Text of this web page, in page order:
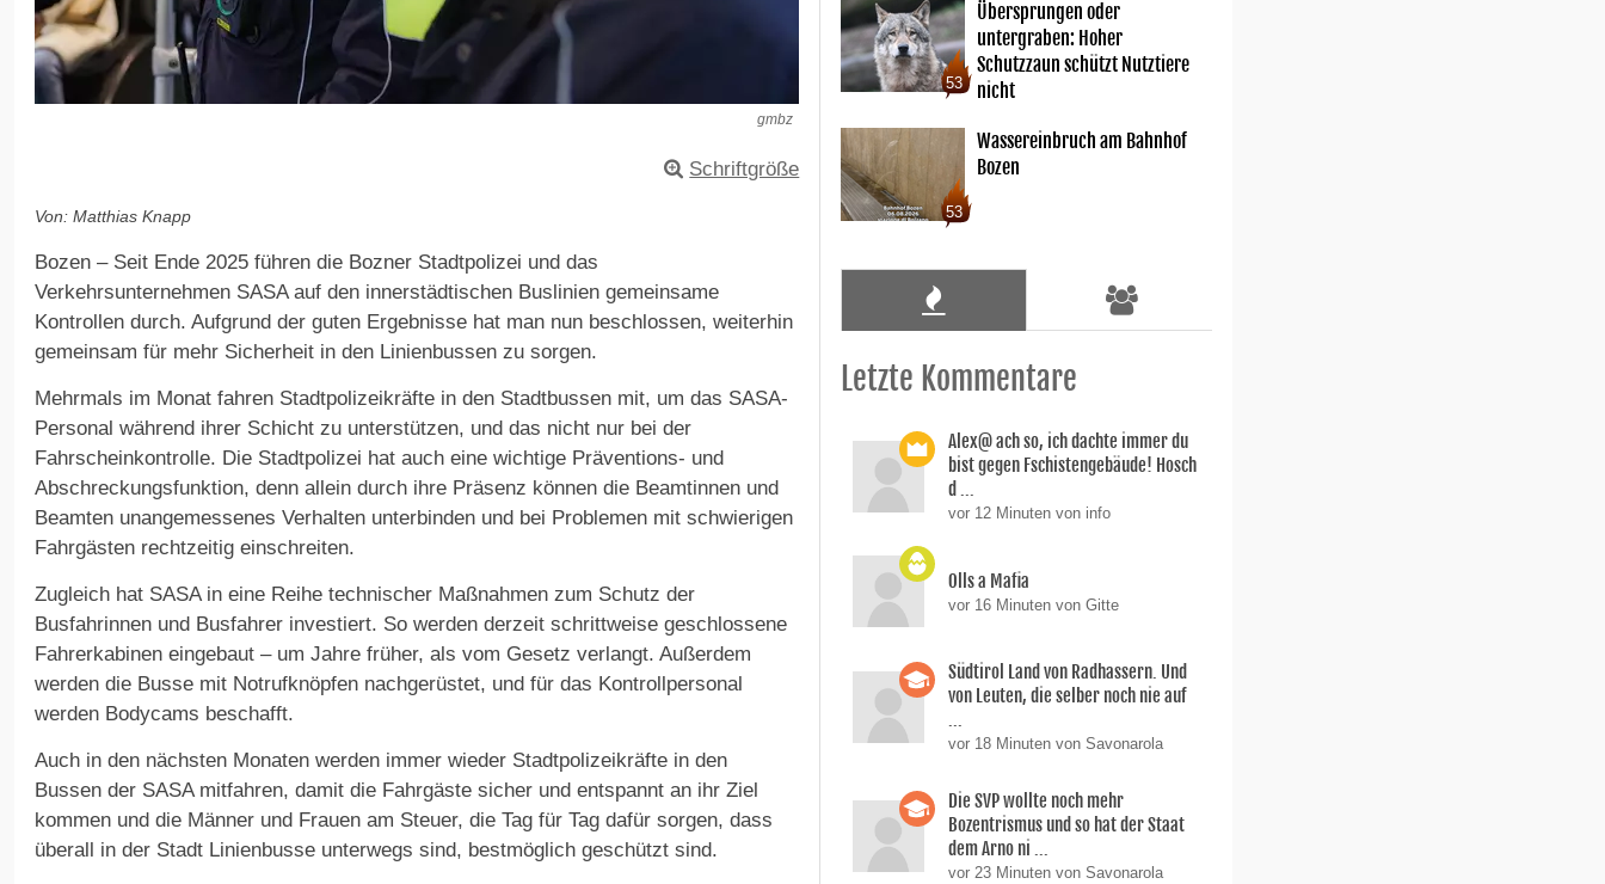
gmbz
Schriftgröße
Von: Matthias Knapp
Bozen – Seit Ende 2025 führen die Bozner Stadtpolizei und das
Verkehrsunternehmen SASA auf den innerstädtischen Buslinien gemeinsame
Kontrollen durch. Aufgrund der guten Ergebnisse hat man nun beschlossen, weiterhin
gemeinsam für mehr Sicherheit in den Linienbussen zu sorgen.
Mehrmals im Monat fahren Stadtpolizeikräfte in den Stadtbussen mit, um das SASA-
Personal während ihrer Schicht zu unterstützen, und das nicht nur bei der
Fahrscheinkontrolle. Die Stadtpolizei hat auch eine wichtige Präventions- und
Abschreckungsfunktion, denn allein durch ihre Präsenz können die Beamtinnen und
Beamten unangemessenes Verhalten unterbinden und bei Problemen mit schwierigen
Fahrgästen rechtzeitig einschreiten.
Zugleich hat SASA in eine Reihe technischer Maßnahmen zum Schutz der
Busfahrinnen und Busfahrer investiert. So werden derzeit schrittweise geschlossene
Fahrerkabinen eingebaut – um Jahre früher, als vom Gesetz verlangt. Außerdem
werden die Busse mit Notrufknöpfen nachgerüstet, und für das Kontrollpersonal
werden Bodycams beschafft.
Auch in den nächsten Monaten werden immer wieder Stadtpolizeikräfte in den
Bussen der SASA mitfahren, damit die Fahrgäste sicher und entspannt an ihr Ziel
kommen und die Männer und Frauen am Steuer, die Tag für Tag dafür sorgen, dass
überall in der Stadt Linienbusse unterwegs sind, bestmöglich geschützt sind.
53
Übersprungen oder
untergraben: Hoher
Schutzzaun schützt Nutztiere
nicht
53
Wassereinbruch am Bahnhof
Bozen
Letzte Kommentare
Alex@ ach so, ich dachte immer du
bist gegen Fschistengebäude! Hosch
d ...
vor 12 Minuten von info
Olls a Mafia
vor 16 Minuten von Gitte
Südtirol Land von Radhassern. Und
von Leuten, die selber noch nie auf
...
vor 18 Minuten von Savonarola
Die SVP wollte noch mehr
Bozentrismus und so hat der Staat
dem Arno ni ...
vor 23 Minuten von Savonarola